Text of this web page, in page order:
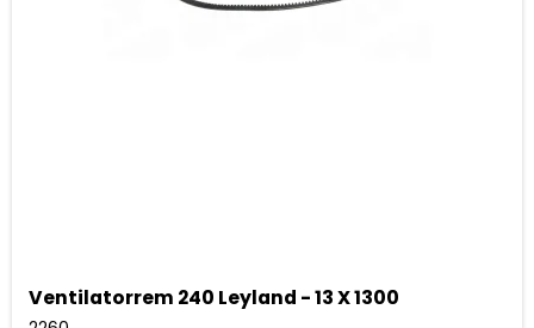
Ventilatorrem 240 Leyland - 13 X 1300